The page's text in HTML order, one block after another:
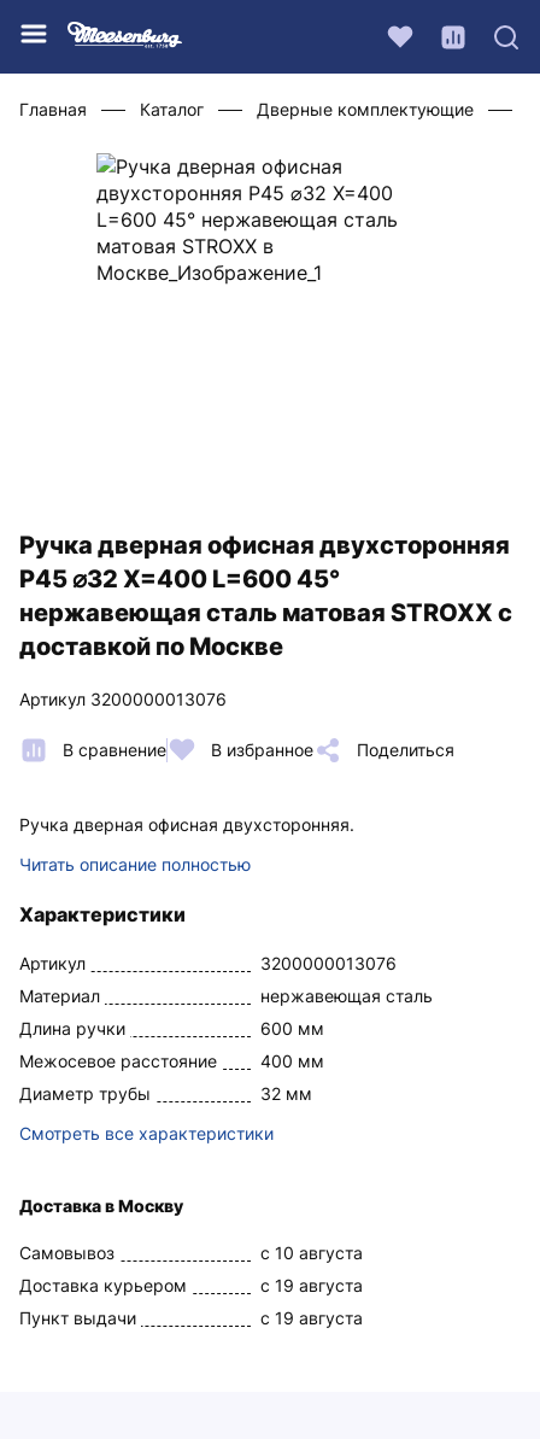
Главная Каталог Дверные комплектующие
Ручка дверная офисная двухсторонняя
P45 ⌀32 Х=400 L=600 45°
нержавеющая сталь матовая STROXX с
доставкой по Москве
Артикул 3200000013076
В сравнение В избранное Поделиться
Ручка дверная офисная двухсторонняя.
Читать описание полностью
Характеристики
Артикул
3200000013076
Материал
нержавеющая сталь
Длина ручки
600 мм
Межосевое расстояние
400 мм
Диаметр трубы
32 мм
Смотреть все характеристики
Доставка в Москву
Самовывоз
c 10 августа
Доставка курьером
c 19 августа
Пункт выдачи
c 19 августа